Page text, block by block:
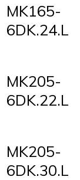
MK165-
6DK.24.L
MK205-
6DK.22.L
MK205-
6DK.30.L